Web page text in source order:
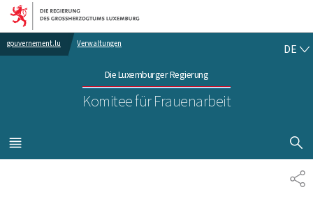
Zur Hauptnavigation
Zum Inhalt
gouvernement.lu Verwaltungen
Die Luxemburger Regierung
Komitee für Frauenarbeit
DE
MENÜ
HAUPT-